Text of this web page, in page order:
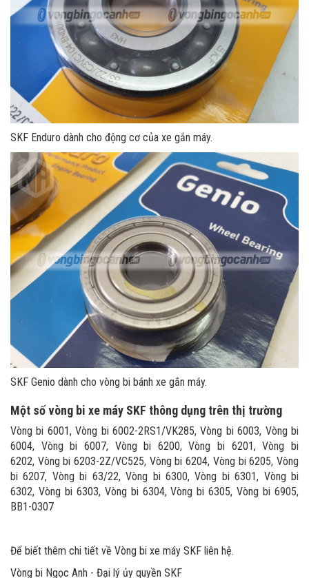
SKF Enduro dành cho động cơ của xe gắn máy.
SKF Genio dành cho vòng bi bánh xe gắn máy.
Một số vòng bi xe máy SKF thông dụng trên thị trường
Vòng bi 6001, Vòng bi 6002-2RS1/VK285, Vòng bi 6003, Vòng bi
6004, Vòng bi 6007, Vòng bi 6200, Vòng bi 6201, Vòng bi
6202, Vòng bi 6203-2Z/VC525, Vòng bi 6204, Vòng bi 6205, Vòng
bi 6207, Vòng bi 63/22, Vòng bi 6300, Vòng bi 6301, Vòng bi
6302, Vòng bi 6303, Vòng bi 6304, Vòng bi 6305, Vòng bi 6905,
BB1-0307
Để biết thêm chi tiết về Vòng bi xe máy SKF liên hệ.
Vòng bi Ngọc Anh - Đại lý ủy quyền SKF